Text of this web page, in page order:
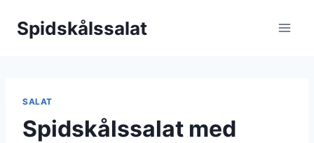
Spidskålssalat
SALAT
Spidskålssalat med